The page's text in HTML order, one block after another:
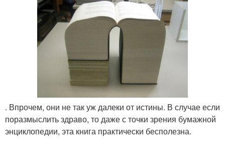
. Впрочем, они не так уж далеки от истины. В случае если
поразмыслить здраво, то даже с точки зрения бумажной
энциклопедии, эта книга практически бесполезна.